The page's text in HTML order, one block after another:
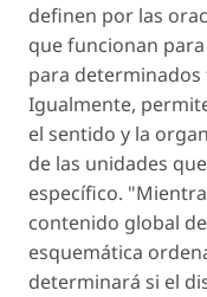
definen por las
que funcionan
para
Igualmente,
el sentido y la
de las unidades
específico.
contenido global
esquemática
determinará si el